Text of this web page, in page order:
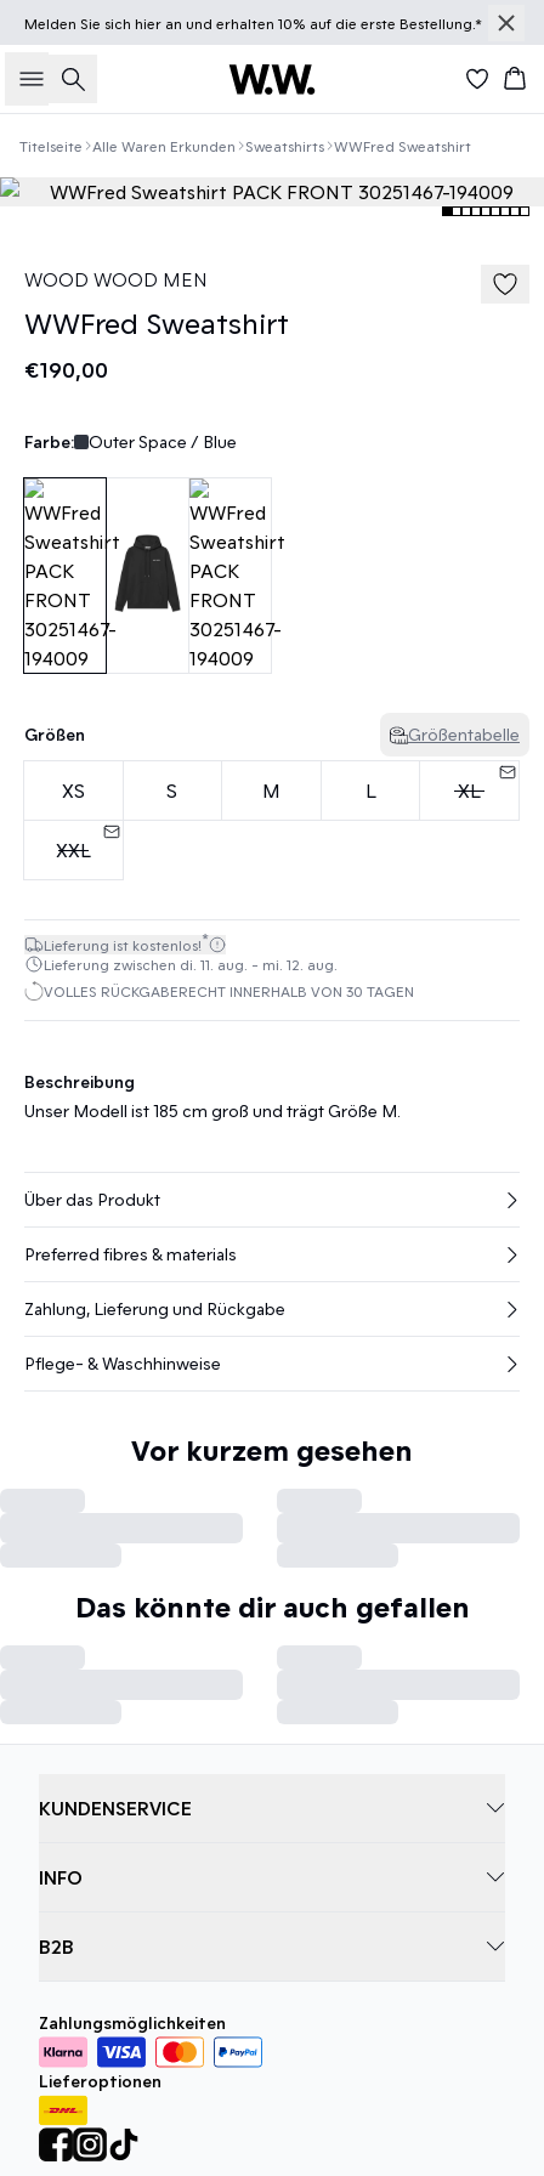
Melden Sie sich hieran und erhalten 10% auf die erste Bestellung.*
Suche
Titelseite Alle Waren Erkunden Sweatshirts WWFred Sweatshirt
WOOD WOOD MEN
WWFred Sweatshirt
€190,00
Farbe: Outer Space / Blue
Größen Größentabelle
XS S M L XL
XXL
Lieferung ist kostenlos!*
Lieferung zwischen di. 11. aug. - mi. 12. aug.
VOLLES RÜCKGABERECHT INNERHALB VON 30 TAGEN
Beschreibung
Unser Modell ist 185 cm groß und trägt Größe M.
Über das Produkt
Preferred fibres & materials
Zahlung, Lieferung und Rückgabe
Pflege- & Waschhinweise
Vor kurzem gesehen
Das könnte dir auch gefallen
KUNDENSERVICE
INFO
B2B
Zahlungsmöglichkeiten
Lieferoptionen